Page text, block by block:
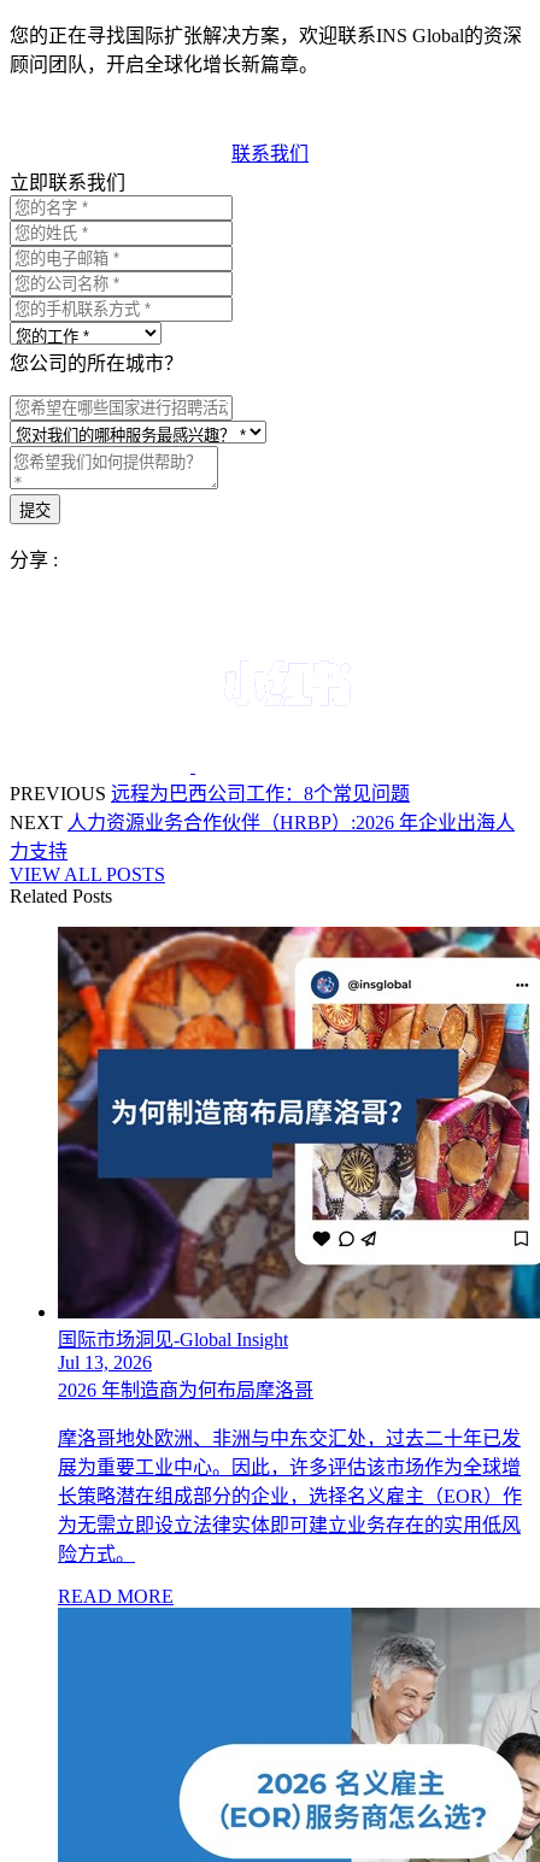
您的正在寻找国际扩张解决方案，欢迎联系INS Global的资深
顾问团队，开启全球化增长新篇章。
联系我们
立即联系我们
您公司的所在城市？
分享 :
PREVIOUS 远程为巴西公司工作：8个常见问题
NEXT 人力资源业务合作伙伴（HRBP）:2026 年企业出海人
力支持
VIEW ALL POSTS
Related Posts
国际市场洞见-Global Insight
Jul 13, 2026
2026 年制造商为何布局摩洛哥
摩洛哥地处欧洲、非洲与中东交汇处，过去二十年已发
展为重要工业中心。因此，许多评估该市场作为全球增
长策略潜在组成部分的企业，选择名义雇主（EOR）作
为无需立即设立法律实体即可建立业务存在的实用低风
险方式。
READ MORE